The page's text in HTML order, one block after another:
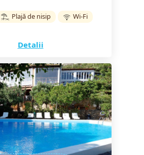
Plajă de nisip Wi-Fi
Detalii